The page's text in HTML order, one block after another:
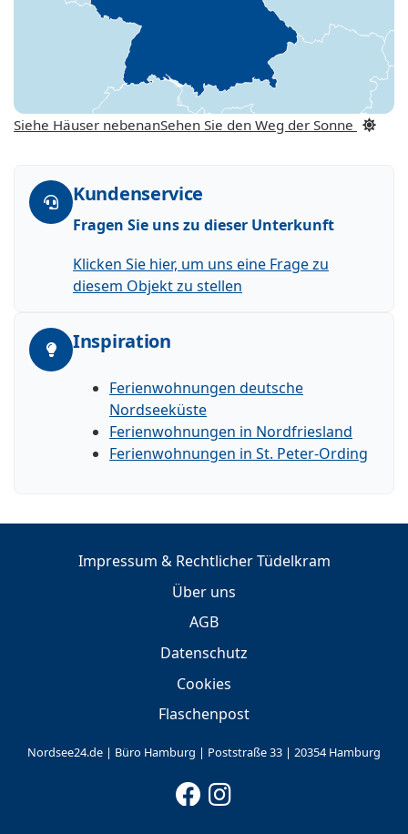
Siehe Häuser nebenanSehen Sie den Weg der Sonne
Kundenservice
Fragen Sie uns zu dieser Unterkunft
Klicken Sie hier, um uns eine Frage zu
diesem Objekt zu stellen
Inspiration
Ferienwohnungen deutsche
Nordseeküste
Ferienwohnungen in Nordfriesland
Ferienwohnungen in St. Peter-Ording
Impressum & Rechtlicher Tüdelkram
Über uns
AGB
Datenschutz
Cookies
Flaschenpost
Nordsee24.de | Büro Hamburg | Poststraße 33 | 20354 Hamburg